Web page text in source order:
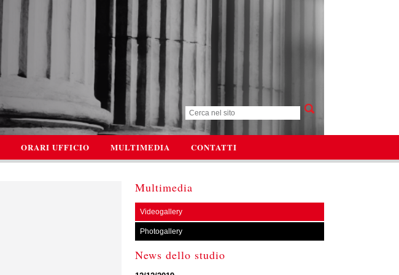
ORARI UFFICIO MULTIMEDIA CONTATTI
Multimedia
Videogallery
Photogallery
News dello studio